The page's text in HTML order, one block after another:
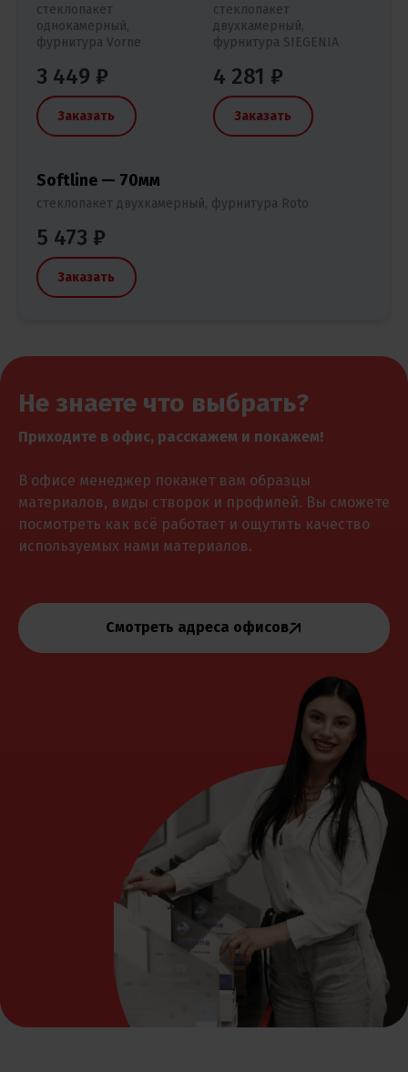
стеклопакет
однокамерный,
фурнитура Vorne
3 449 ₽
Заказать
стеклопакет
двухкамерный,
фурнитура SIEGENIA
4 281 ₽
Заказать
Softline — 70мм
стеклопакет двухкамерный, фурнитура Roto
5 473 ₽
Заказать
Не знаете что выбрать?
Приходите в офис, расскажем и покажем!
В офисе менеджер покажет вам образцы
материалов, виды створок и профилей. Вы сможете
посмотреть как всё работает и ощутить качество
используемых нами материалов.
Смотреть адреса офисов